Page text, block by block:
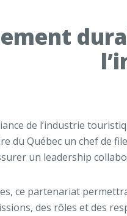
de l’industrie
du Québec un chef de
un leadership
ce partenariat
des rôles et des